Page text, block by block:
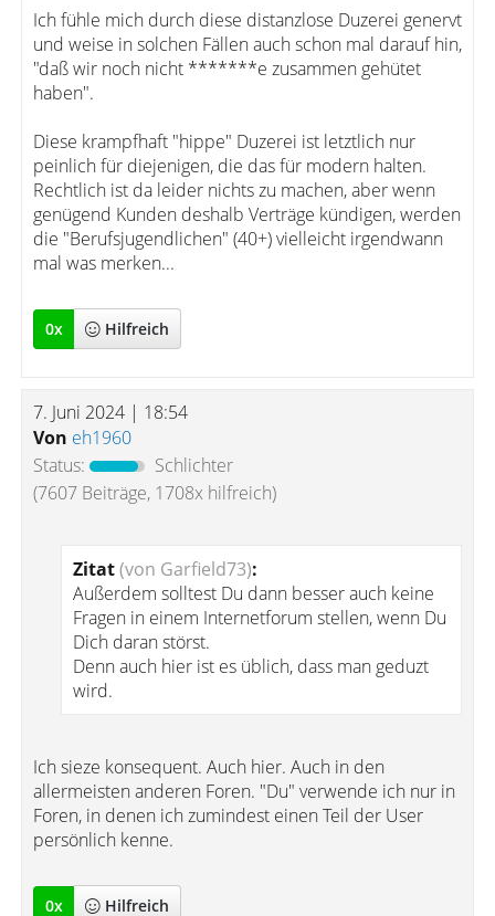
Ich fühle mich durch diese distanzlose Duzerei genervt
und weise in solchen Fällen auch schon mal darauf hin,
"daß wir noch nicht *******e zusammen gehütet
haben".
Diese krampfhaft "hippe" Duzerei ist letztlich nur
peinlich für diejenigen, die das für modern halten.
Rechtlich ist da leider nichts zu machen, aber wenn
genügend Kunden deshalb Verträge kündigen, werden
die "Berufsjugendlichen" (40+) vielleicht irgendwann
mal was merken...
0x Hilfreich
7. Juni 2024 | 18:54
Von eh1960
Status:
Schlichter
(7607 Beiträge, 1708x hilfreich)
Zitat(von Garfield73):
Außerdem solltest Du dann besser auch keine
Fragen in einem Internetforum stellen, wenn Du
Dich daran störst.
Denn auch hier ist es üblich, dass man geduzt
wird.
Ich sieze konsequent. Auch hier. Auch in den
allermeisten anderen Foren. "Du" verwende ich nur in
Foren, in denen ich zumindest einen Teil der User
persönlich kenne.
0x Hilfreich